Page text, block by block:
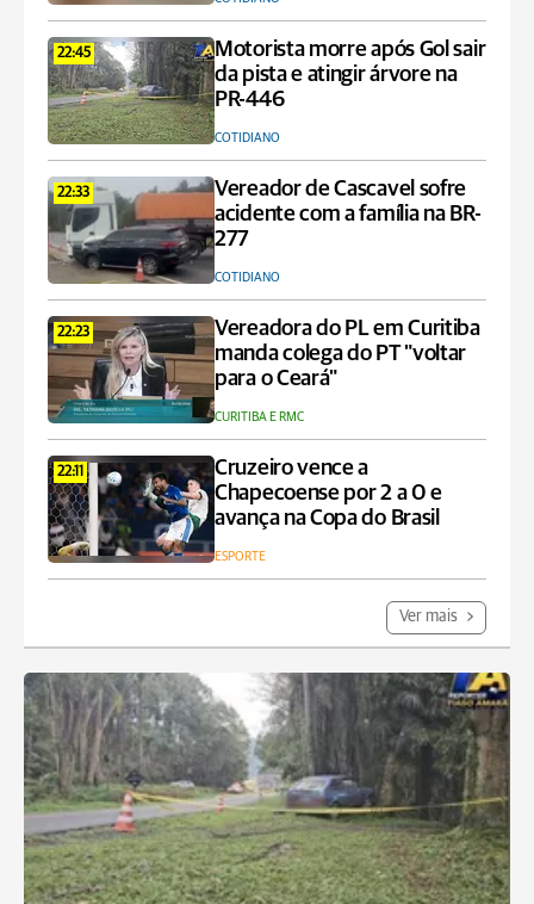
22:45
Motorista morre após Gol sair
da pista e atingir árvore na
PR-446
COTIDIANO
22:33
Vereador de Cascavel sofre
acidente com a família na BR-
277
COTIDIANO
22:23
Vereadora do PL em Curitiba
manda colega do PT "voltar
para o Ceará"
CURITIBA E RMC
22:11
Cruzeiro vence a
Chapecoense por 2 a 0 e
avança na Copa do Brasil
ESPORTE
Ver mais